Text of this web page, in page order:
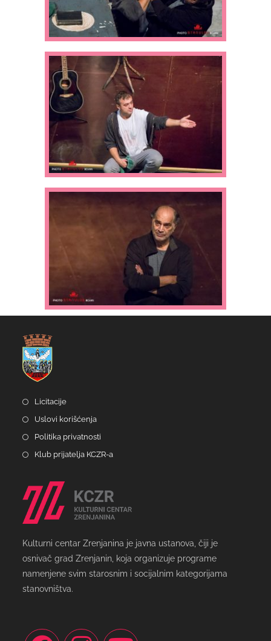
Licitacije
Uslovi korišćenja
Politika privatnosti
Klub prijatelja KCZR-a
Kulturni centar Zrenjanina je javna ustanova, čiji je
osnivač grad Zrenjanin, koja organizuje programe
namenjene svim starosnim i socijalnim kategorijama
stanovništva.